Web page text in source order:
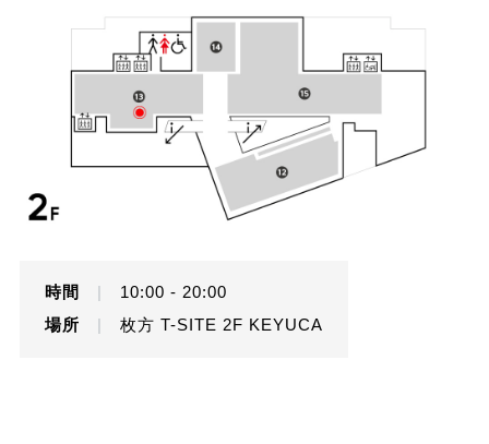
時間
10:00 - 20:00
場所
枚方 T-SITE 2F KEYUCA